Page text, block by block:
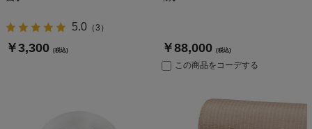
5.0（3 ）
￥3,300 (税込) ￥88,000 (税込)
この商品をコーデする